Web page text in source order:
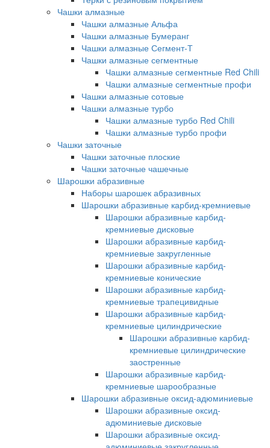
Чашки алмазные
Чашки алмазные Альфа
Чашки алмазные Бумеранг
Чашки алмазные Сегмент-Т
Чашки алмазные сегментные
Чашки алмазные сегментные Red Chili
Чашки алмазные сегментные профи
Чашки алмазные сотовые
Чашки алмазные турбо
Чашки алмазные турбо Red Chili
Чашки алмазные турбо профи
Чашки заточные
Чашки заточные плоские
Чашки заточные чашечные
Шарошки абразивные
Наборы шарошек абразивных
Шарошки абразивные карбид-кремниевые
Шарошки абразивные карбид-
кремниевые дисковые
Шарошки абразивные карбид-
кремниевые закругленные
Шарошки абразивные карбид-
кремниевые конические
Шарошки абразивные карбид-
кремниевые трапецивидные
Шарошки абразивные карбид-
кремниевые цилиндрические
Шарошки абразивные карбид-
кремниевые цилиндрические
заостренные
Шарошки абразивные карбид-
кремниевые шарообразные
Шарошки абразивные оксид-адюминиевые
Шарошки абразивные оксид-
адюминиевые дисковые
Шарошки абразивные оксид-